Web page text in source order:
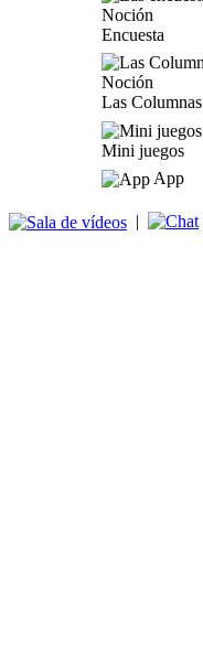
Encuesta
Las Columnas
Mini juegos
App
|